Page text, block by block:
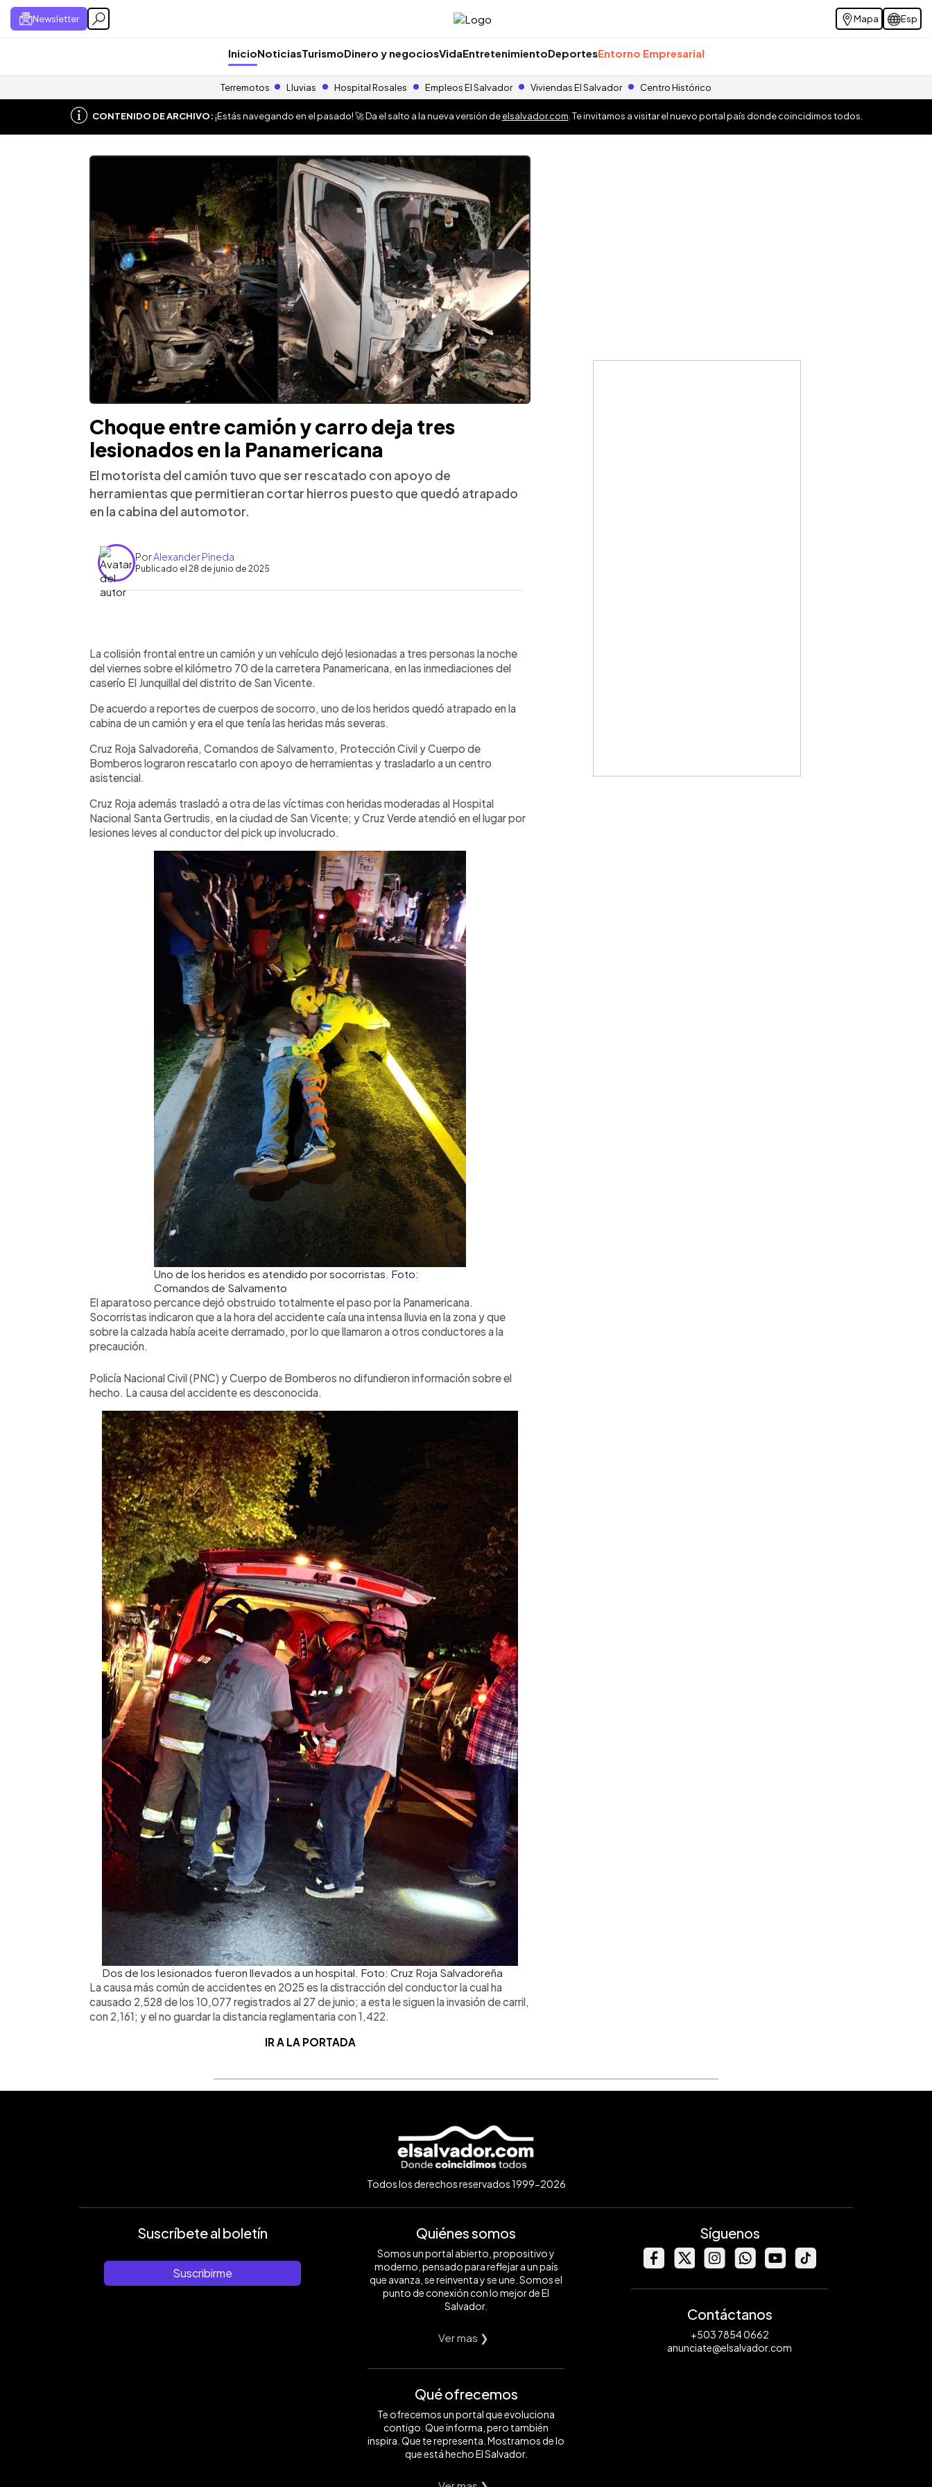
Newsletter Mapa Esp
InicioNoticiasTurismoDinero y negociosVidaEntretenimientoDeportesEntorno Empresarial
Terremotos Lluvias Hospital Rosales Empleos El Salvador Viviendas El Salvador Centro Histórico
CONTENIDO DE ARCHIVO:¡Estás navegando en el pasado! 🚀 Da el salto a la nueva versión deelsalvador.com . Te invitamos a visitar el nuevo portal país donde coincidimos todos.
Choque entre camión y carro deja tres
lesionados en la Panamericana
El motorista del camión tuvo que ser rescatado con apoyo de
herramientas que permitieran cortar hierros puesto que quedó atrapado
en la cabina del automotor.
PorAlexander Pineda
Publicado el 28 de junio de 2025
► Escuchar artículo
La colisión frontal entre un camión y un vehículo dejó lesionadas a tres personas la noche
del viernes sobre el kilómetro 70 de la carretera Panamericana, en las inmediaciones del
caserío El Junquillal del distrito de San Vicente.
De acuerdo a reportes de cuerpos de socorro, uno de los heridos quedó atrapado en la
cabina de un camión y era el que tenía las heridas más severas.
Cruz Roja Salvadoreña, Comandos de Salvamento, Protección Civil y Cuerpo de
Bomberos lograron rescatarlo con apoyo de herramientas y trasladarlo a un centro
asistencial.
Cruz Roja además trasladó a otra de las víctimas con heridas moderadas al Hospital
Nacional Santa Gertrudis, en la ciudad de San Vicente; y Cruz Verde atendió en el lugar por
lesiones leves al conductor del pick up involucrado.
Uno de los heridos es atendido por socorristas. Foto:
Comandos de Salvamento
El aparatoso percance dejó obstruido totalmente el paso por la Panamericana.
Socorristas indicaron que a la hora del accidente caía una intensa lluvia en la zona y que
sobre la calzada había aceite derramado, por lo que llamaron a otros conductores a la
precaución.
Policía Nacional Civil (PNC) y Cuerpo de Bomberos no difundieron información sobre el
hecho. La causa del accidente es desconocida.
Dos de los lesionados fueron llevados a un hospital. Foto: Cruz Roja Salvadoreña
La causa más común de accidentes en 2025 es la distracción del conductor la cual ha
causado 2,528 de los 10,077 registrados al 27 de junio; a esta le siguen la invasión de carril,
con 2,161; y el no guardar la distancia reglamentaria con 1,422.
IR A LA PORTADA
Todos los derechos reservados 1999-2026
Suscríbete al boletín
Suscribirme
Quiénes somos
Somos un portal abierto, propositivo y
moderno, pensado para reflejar a un país
que avanza, se reinventa y se une. Somos el
punto de conexión con lo mejor de El
Salvador.
Ver mas ❯
Qué ofrecemos
Te ofrecemos un portal que evoluciona
contigo. Que informa, pero también
inspira. Que te representa. Mostramos de lo
que está hecho El Salvador.
Síguenos
Contáctanos
+503 7854 0662
anunciate@elsalvador.com